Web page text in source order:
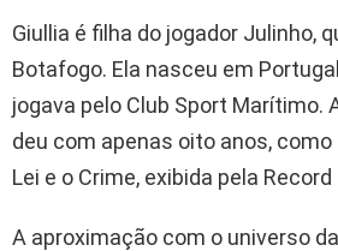
Giullia é filha do jogador Julinho,
Botafogo. Ela nasceu em
jogava pelo Club Sport Marítimo.
deu com apenas oito anos, como
Lei e o Crime, exibida pela
A aproximação com o universo